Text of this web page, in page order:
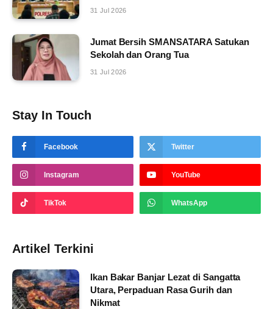
31 Jul 2026
Jumat Bersih SMANSATARA Satukan
Sekolah dan Orang Tua
31 Jul 2026
Stay In Touch
Facebook Twitter
Instagram YouTube
TikTok WhatsApp
Artikel Terkini
Ikan Bakar Banjar Lezat di Sangatta
Utara, Perpaduan Rasa Gurih dan
Nikmat